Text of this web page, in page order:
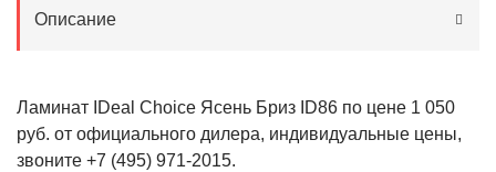
Описание
Ламинат IDeal Choice Ясень Бриз ID86 по цене 1 050
руб. от официального дилера, индивидуальные цены,
звоните +7 (495) 971-2015.